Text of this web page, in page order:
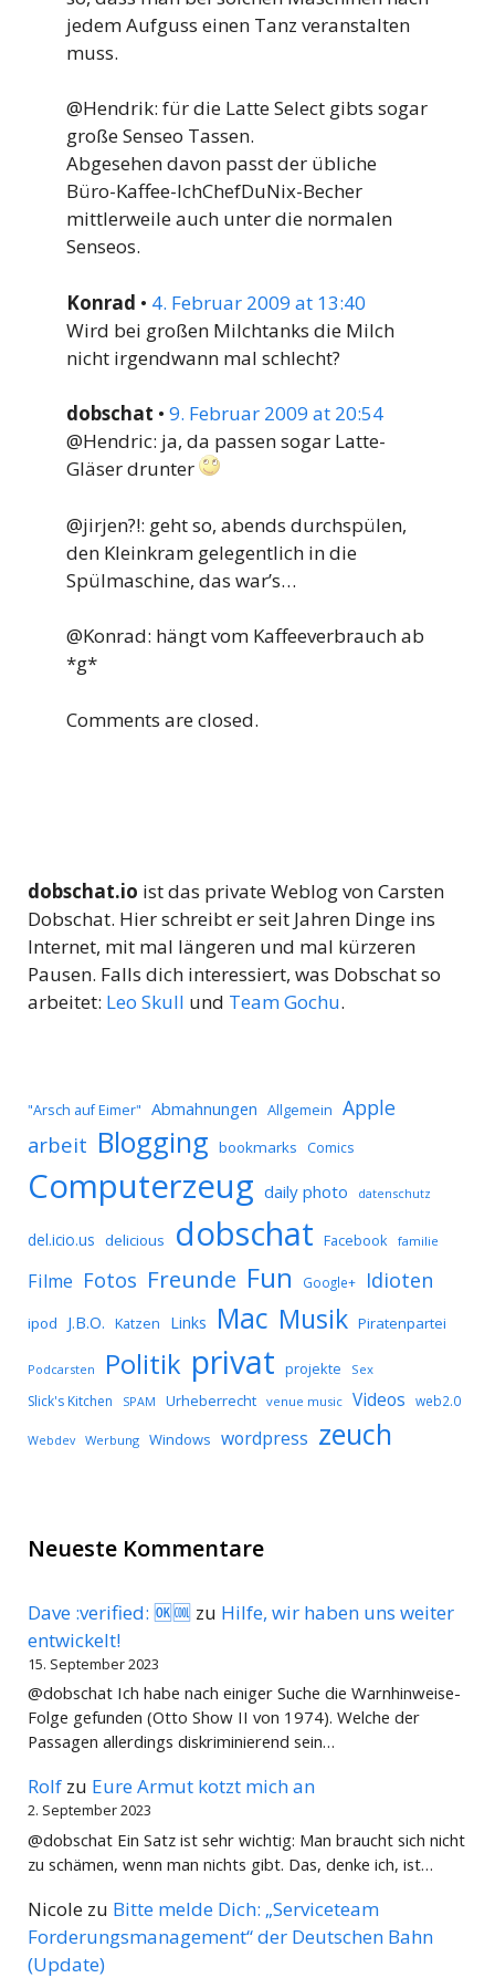
jedem Aufguss einen Tanz veranstalten
muss.
@Hendrik: für die Latte Select gibts sogar
große Senseo Tassen.
Abgesehen davon passt der übliche
Büro-Kaffee-IchChefDuNix-Becher
mittlerweile auch unter die normalen
Senseos.
Konrad • 4. Februar 2009 at 13:40
Wird bei großen Milchtanks die Milch
nicht irgendwann mal schlecht?
dobschat • 9. Februar 2009 at 20:54
@Hendric: ja, da passen sogar Latte-
Gläser drunter
@jirjen?!: geht so, abends durchspülen,
den Kleinkram gelegentlich in die
Spülmaschine, das war’s…
@Konrad: hängt vom Kaffeeverbrauch ab
*g*
Comments are closed.
dobschat.io ist das private Weblog von Carsten
Dobschat. Hier schreibt er seit Jahren Dinge ins
Internet, mit mal längeren und mal kürzeren
Pausen. Falls dich interessiert, was Dobschat so
arbeitet: Leo Skull und Team Gochu.
"Arsch auf Eimer" Abmahnungen Allgemein Apple
arbeit Blogging bookmarks Comics
Computerzeug daily photo datenschutz
del.icio.us delicious dobschat Facebook familie
Filme Fotos Freunde Fun Google+ Idioten
ipod J.B.O. Katzen Links Mac Musik Piratenpartei
Podcarsten Politik privat projekte Sex
Slick's Kitchen SPAM Urheberrecht venue music Videos web2.0
Webdev Werbung Windows wordpress zeuch
Neueste Kommentare
Dave :verified: 🆗🆒 zu Hilfe, wir haben uns weiter
entwickelt!
15. September 2023
@dobschat Ich habe nach einiger Suche die Warnhinweise-
Folge gefunden (Otto Show II von 1974). Welche der
Passagen allerdings diskriminierend sein…
Rolf zu Eure Armut kotzt mich an
2. September 2023
@dobschat Ein Satz ist sehr wichtig: Man braucht sich nicht
zu schämen, wenn man nichts gibt. Das, denke ich, ist…
Nicole zu Bitte melde Dich: „Serviceteam
Forderungsmanagement“ der Deutschen Bahn
(Update)